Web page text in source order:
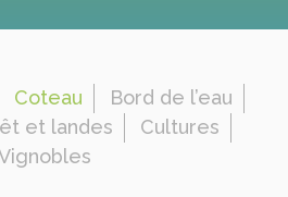
Coteau
Bord de l’eau
et landes
Cultures